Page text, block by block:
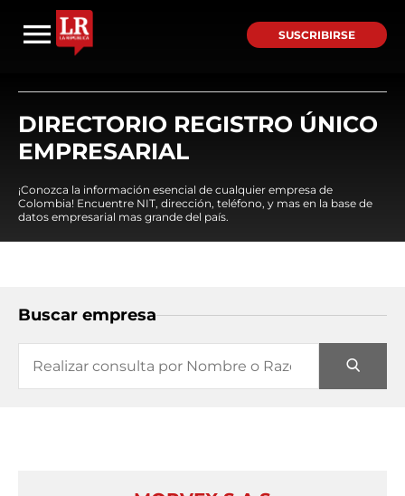
SUSCRIBIRSE
DIRECTORIO REGISTRO ÚNICO
EMPRESARIAL
¡Conozca la información esencial de cualquier empresa de
Colombia! Encuentre NIT, dirección, teléfono, y mas en la base de
datos empresarial mas grande del país.
Buscar empresa